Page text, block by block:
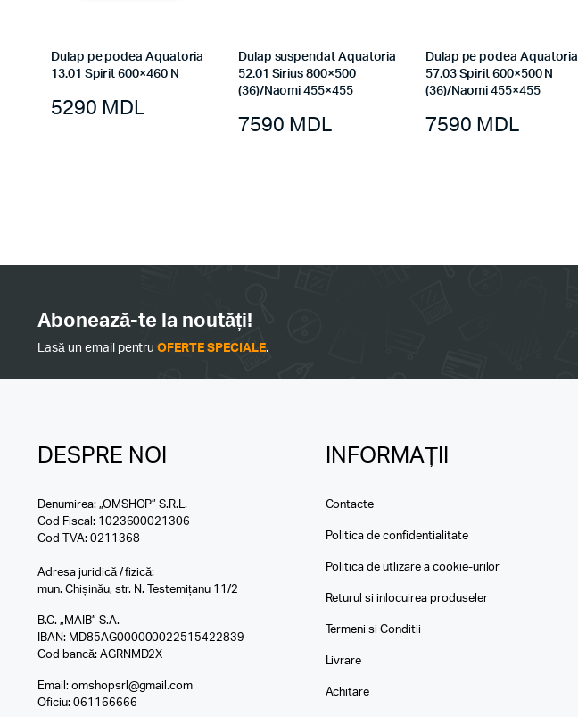
Dulap pe podea Aquatoria
13.01 Spirit 600×460 N
5290 MDL
Dulap suspendat Aquatoria
52.01 Sirius 800×500
(36)/Naomi 455×455
7590 MDL
Dulap pe podea Aquatoria
57.03 Spirit 600×500 N
(36)/Naomi 455×455
7590 MDL
Abonează-te la noutăți!
Lasă un email pentruOFERTE SPECIALE.
DESPRE NOI
Denumirea: „OMSHOP” S.R.L.
Cod Fiscal: 1023600021306
Cod TVA: 0211368
Adresa juridică / fizică:
mun. Chișinău, str. N. Testemițanu 11/2
B.C. „MAIB” S.A.
IBAN: MD85AG000000022515422839
Cod bancă: AGRNMD2X
Email: omshopsrl@gmail.com
Oficiu: 061166666
INFORMAȚII
Contacte
Politica de confidentialitate
Politica de utlizare a cookie-urilor
Returul si inlocuirea produseler
Termeni si Conditii
Livrare
Achitare